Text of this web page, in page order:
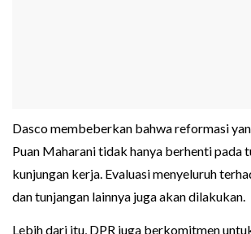
Dasco membeberkan bahwa reformasi
Puan Maharani tidak hanya berhenti pada
kunjungan kerja. Evaluasi menyeluruh
dan tunjangan lainnya juga akan dilakukan.
Lebih dari itu, DPR juga berkomitmen